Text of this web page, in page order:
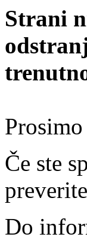
Strani
Če ste
Do